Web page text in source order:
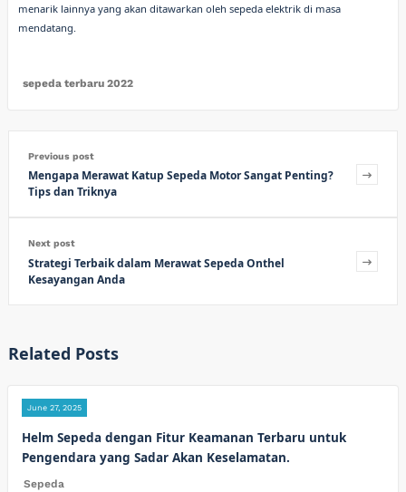
menarik lainnya yang akan ditawarkan oleh sepeda elektrik di masa
mendatang.
sepeda terbaru 2022
Previous post
Mengapa Merawat Katup Sepeda Motor Sangat Penting?
Tips dan Triknya
Next post
Strategi Terbaik dalam Merawat Sepeda Onthel
Kesayangan Anda
Related Posts
June 27, 2025
Helm Sepeda dengan Fitur Keamanan Terbaru untuk
Pengendara yang Sadar Akan Keselamatan.
Sepeda